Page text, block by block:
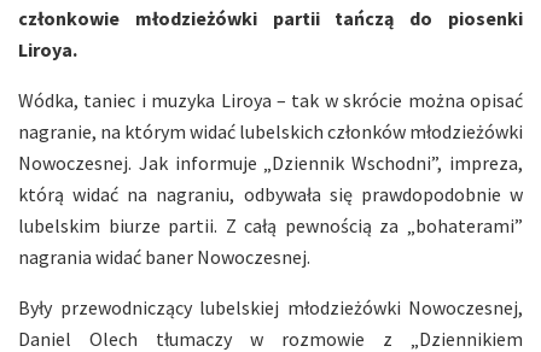
członkowie młodzieżówki partii tańczą do piosenki
Liroya.
Wódka, taniec i muzyka Liroya – tak w skrócie można opisać
nagranie, na którym widać lubelskich członków młodzieżówki
Nowoczesnej. Jak informuje „Dziennik Wschodni”, impreza,
którą widać na nagraniu, odbywała się prawdopodobnie w
lubelskim biurze partii. Z całą pewnością za „bohaterami”
nagrania widać baner Nowoczesnej.
Były przewodniczący lubelskiej młodzieżówki Nowoczesnej,
Daniel Olech tłumaczy w rozmowie z „Dziennikiem